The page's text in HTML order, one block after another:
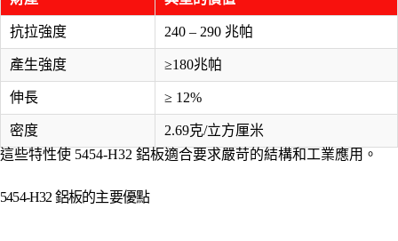
抗拉強度 240 – 290 兆帕
產生強度 ≥180兆帕
伸長 ≥ 12%
密度
2.69克/立方厘米
這些特性使 5454-H32 鋁板適合要求嚴苛的結構和工業應用。
5454-H32 鋁板的主要優點